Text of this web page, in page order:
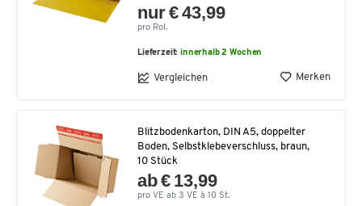
nur € 43,99
pro Rol.
Lieferzeit:innerhalb 2 Wochen
Vergleichen Merken
Blitzbodenkarton, DIN A5, doppelter
Boden, Selbstklebeverschluss, braun,
10 Stück
ab € 13,99
pro VE ab 3 VE à 10 St.